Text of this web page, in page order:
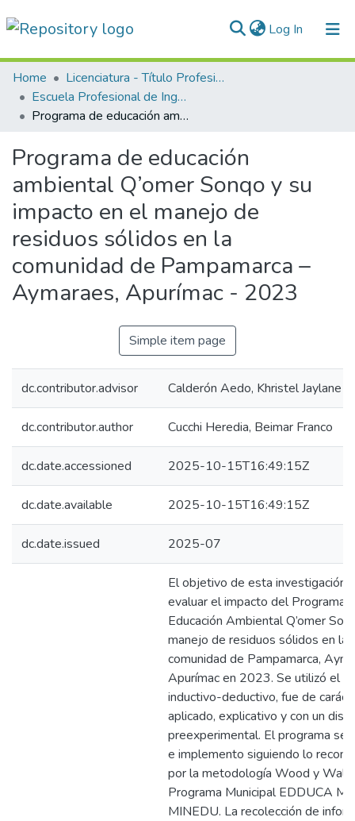
Log In (current)
Communities & Collections
All of DSpace
Normativas
Home
Licenciatura - Título Profesional
Escuela Profesional de Ingeniería Ambiental
Programa de educación ambiental Q’omer Sonqo y su impacto en el manejo de residuos sólidos en la comunidad de Pampamarca – Aymaraes, Apurímac - 2023
Programa de educación
ambiental Q’omer Sonqo y su
impacto en el manejo de
residuos sólidos en la
comunidad de Pampamarca –
Aymaraes, Apurímac - 2023
Simple item page
dc.contributor.advisor Calderón Aedo, Khristel Jaylane
dc.contributor.author Cucchi Heredia, Beimar Franco
dc.date.accessioned 2025-10-15T16:49:15Z
dc.date.available 2025-10-15T16:49:15Z
dc.date.issued 2025-07
El objetivo de esta investigación
evaluar el impacto del Programa
Educación Ambiental Q’omer
manejo de residuos sólidos en la
comunidad de Pampamarca,
Apurímac en 2023. Se utilizó el
inductivo-deductivo, fue de
aplicado, explicativo y con un
preexperimental. El programa se
e implemento siguiendo lo
por la metodología Wood y
Programa Municipal EDDUCA
MINEDU. La recolección de